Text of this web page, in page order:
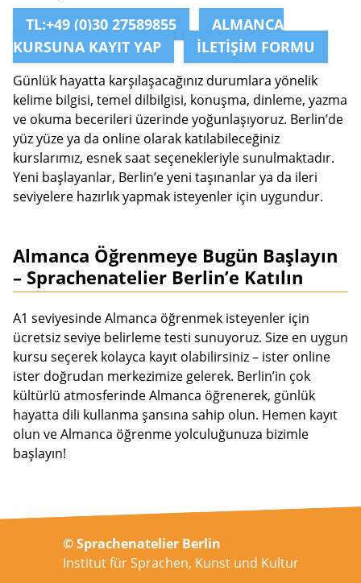
TL:+49 (0)30 27589855
ALMANCA
KURSUNA KAYIT YAP
İLETIŞIM FORMU
Günlük hayatta karşılaşacağınız durumlara yönelik
kelime bilgisi, temel dilbilgisi, konuşma, dinleme, yazma
ve okuma becerileri üzerinde yoğunlaşıyoruz. Berlin’de
yüz yüze ya da online olarak katılabileceğiniz
kurslarımız, esnek saat seçenekleriyle sunulmaktadır.
Yeni başlayanlar, Berlin’e yeni taşınanlar ya da ileri
seviyelere hazırlık yapmak isteyenler için uygundur.
Almanca Öğrenmeye Bugün Başlayın
– Sprachenatelier Berlin’e Katılın
A1 seviyesinde Almanca öğrenmek isteyenler için
ücretsiz seviye belirleme testi sunuyoruz. Size en uygun
kursu seçerek kolayca kayıt olabilirsiniz – ister online
ister doğrudan merkezimize gelerek. Berlin’in çok
kültürlü atmosferinde Almanca öğrenerek, günlük
hayatta dili kullanma şansına sahip olun. Hemen kayıt
olun ve Almanca öğrenme yolculuğunuza bizimle
başlayın!
© Sprachenatelier Berlin
Institut für Sprachen, Kunst und Kultur